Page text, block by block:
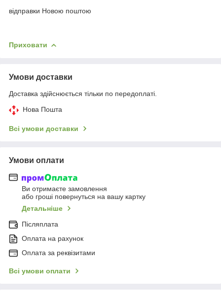
відправки Новою поштою
Приховати
Умови доставки
Доставка здійснюється тільки по передоплаті.
Нова Пошта
Всі умови доставки
Умови оплати
Ви отримаєте замовлення
або гроші повернуться на вашу картку
Детальніше
Післяплата
Оплата на рахунок
Оплата за реквізитами
Всі умови оплати